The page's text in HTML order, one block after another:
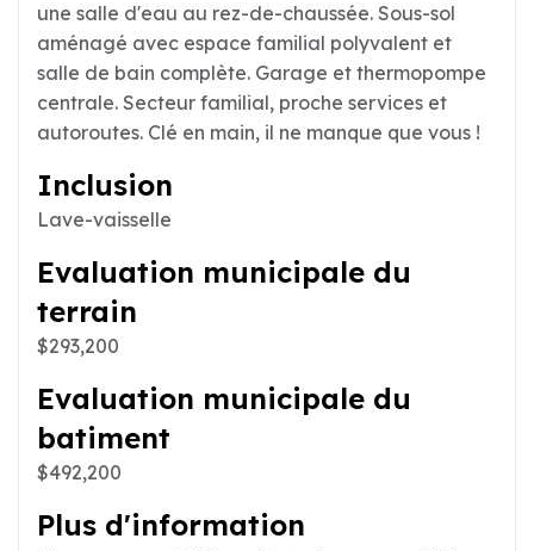
une salle d'eau au rez-de-chaussée. Sous-sol
aménagé avec espace familial polyvalent et
salle de bain complète. Garage et thermopompe
centrale. Secteur familial, proche services et
autoroutes. Clé en main, il ne manque que vous !
Inclusion
Lave-vaisselle
Evaluation municipale du
terrain
$293,200
Evaluation municipale du
batiment
$492,200
Plus d'information